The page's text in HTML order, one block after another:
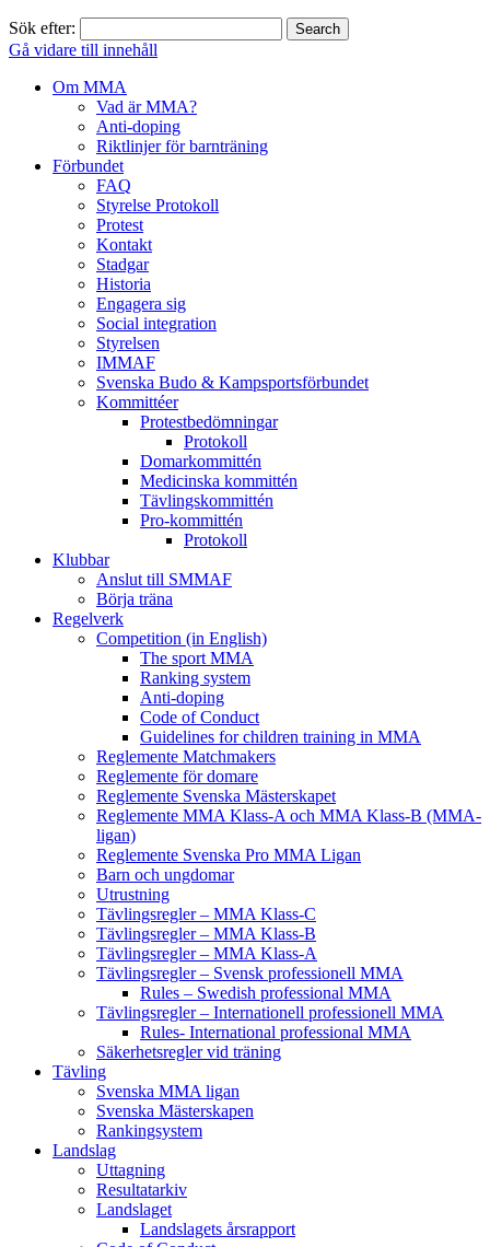
Sök efter:
Gå vidare till innehåll
Om MMA
Vad är MMA?
Anti-doping
Riktlinjer för barnträning
Förbundet
FAQ
Styrelse Protokoll
Protest
Kontakt
Stadgar
Historia
Engagera sig
Social integration
Styrelsen
IMMAF
Svenska Budo & Kampsportsförbundet
Kommittéer
Protestbedömningar
Protokoll
Domarkommittén
Medicinska kommittén
Tävlingskommittén
Pro-kommittén
Protokoll
Klubbar
Anslut till SMMAF
Börja träna
Regelverk
Competition (in English)
The sport MMA
Ranking system
Anti-doping
Code of Conduct
Guidelines for children training in MMA
Reglemente Matchmakers
Reglemente för domare
Reglemente Svenska Mästerskapet
Reglemente MMA Klass-A och MMA Klass-B (MMA-
ligan)
Reglemente Svenska Pro MMA Ligan
Barn och ungdomar
Utrustning
Tävlingsregler – MMA Klass-C
Tävlingsregler – MMA Klass-B
Tävlingsregler – MMA Klass-A
Tävlingsregler – Svensk professionell MMA
Rules – Swedish professional MMA
Tävlingsregler – Internationell professionell MMA
Rules- International professional MMA
Säkerhetsregler vid träning
Tävling
Svenska MMA ligan
Svenska Mästerskapen
Rankingsystem
Landslag
Uttagning
Resultatarkiv
Landslaget
Landslagets årsrapport